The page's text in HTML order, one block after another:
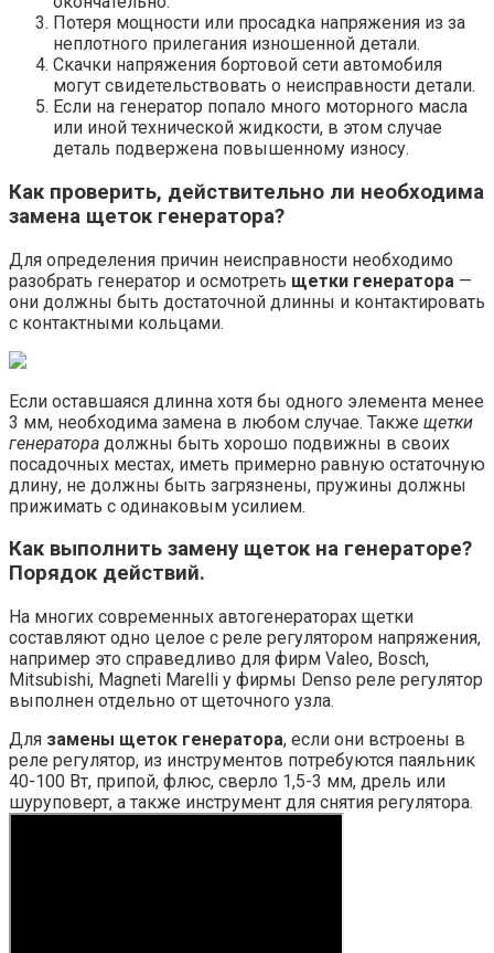
Потеря мощности или просадка напряжения из за
неплотного прилегания изношенной детали.
Скачки напряжения бортовой сети автомобиля
могут свидетельствовать о неисправности детали.
Если на генератор попало много моторного масла
или иной технической жидкости, в этом случае
деталь подвержена повышенному износу.
Как проверить, действительно ли необходима
замена щеток генератора?
Для определения причин неисправности необходимо
разобрать генератор и осмотреть щетки генератора —
они должны быть достаточной длинны и контактировать
с контактными кольцами.
Если оставшаяся длинна хотя бы одного элемента менее
3 мм, необходима замена в любом случае. Также щетки
генератора должны быть хорошо подвижны в своих
посадочных местах, иметь примерно равную остаточную
длину, не должны быть загрязнены, пружины должны
прижимать с одинаковым усилием.
Как выполнить замену щеток на генераторе?
Порядок действий.
На многих современных автогенераторах щетки
составляют одно целое с реле регулятором напряжения,
например это справедливо для фирм Valeo, Bosch,
Mitsubishi, Magneti Marelli у фирмы Denso реле регулятор
выполнен отдельно от щеточного узла.
Для замены щеток генератора, если они встроены в
реле регулятор, из инструментов потребуются паяльник
40-100 Вт, припой, флюс, сверло 1,5-3 мм, дрель или
шуруповерт, а также инструмент для снятия регулятора.